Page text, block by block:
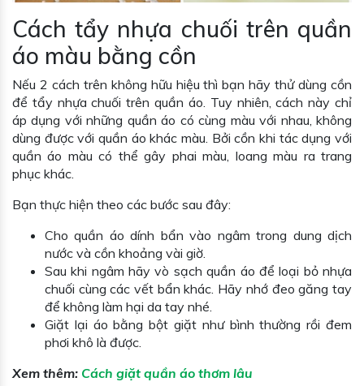
Cách tẩy nhựa chuối trên quần
áo màu bằng cồn
Nếu 2 cách trên không hữu hiệu thì bạn hãy thử dùng cồn
để tẩy nhựa chuối trên quần áo. Tuy nhiên, cách này chỉ
áp dụng với những quần áo có cùng màu với nhau, không
dùng được với quần áo khác màu. Bởi cồn khi tác dụng với
quần áo màu có thể gây phai màu, loang màu ra trang
phục khác.
Bạn thực hiện theo các bước sau đây:
Cho quần áo dính bẩn vào ngâm trong dung dịch
nước và cồn khoảng vài giờ.
Sau khi ngâm hãy vò sạch quần áo để loại bỏ nhựa
chuối cùng các vết bẩn khác. Hãy nhớ đeo găng tay
để không làm hại da tay nhé.
Giặt lại áo bằng bột giặt như bình thường rồi đem
phơi khô là được.
Xem thêm: Cách giặt quần áo thơm lâu